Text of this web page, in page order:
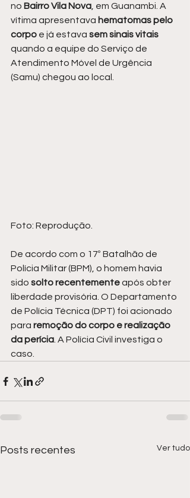
no Bairro Vila Nova , em Guanambi. A
vítima apresentava hematomas pelo
corpo e já estava sem sinais vitais
quando a equipe do Serviço de
Atendimento Móvel de Urgência
(Samu) chegou ao local.
Foto: Reprodução.
De acordo com o 17º Batalhão de
Polícia Militar (BPM), o homem havia
sido solto recentemente após obter
liberdade provisória. O Departamento
de Polícia Técnica (DPT) foi acionado
para remoção do corpo e realização
da perícia . A Polícia Civil investiga o
caso.
Posts recentes Ver tudo